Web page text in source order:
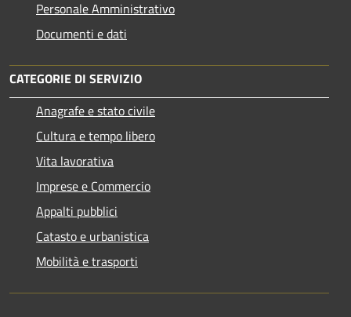
Personale Amministrativo
Documenti e dati
CATEGORIE DI SERVIZIO
Anagrafe e stato civile
Cultura e tempo libero
Vita lavorativa
Imprese e Commercio
Appalti pubblici
Catasto e urbanistica
Mobilità e trasporti